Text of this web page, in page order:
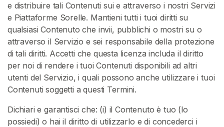
e distribuire tali Contenuti sui e attraverso i nostri Servizi
e Piattaforme Sorelle. Mantieni tutti i tuoi diritti su
qualsiasi Contenuto che invii, pubblichi o mostri su o
attraverso il Servizio e sei responsabile della protezione
di tali diritti. Accetti che questa licenza includa il diritto
per noi di rendere i tuoi Contenuti disponibili ad altri
utenti del Servizio, i quali possono anche utilizzare i tuoi
Contenuti soggetti a questi Termini.
Dichiari e garantisci che: (i) il Contenuto è tuo (lo
possiedi) o hai il diritto di utilizzarlo e di concederci i